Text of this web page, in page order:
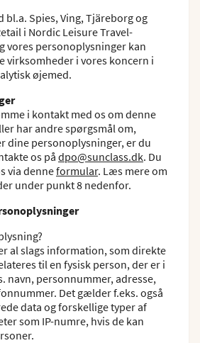
bl.a. Spies, Ving, Tjäreborg og
i Nordic Leisure Travel-
vores personoplysninger kan
virksomheder i vores koncern i
øjemed.
i kontakt med os om denne
har andre spørgsmål om,
dine personoplysninger, er du
os på dpo@sunclass.dk. Du
via denneformular. Læs mere om
under punkt 8 nedenfor.
al slags information, som direkte
til en fysisk person, der er i
navn, personnummer, adresse,
Det gælder f.eks. også
data og forskellige typer af
som IP-numre, hvis de kan